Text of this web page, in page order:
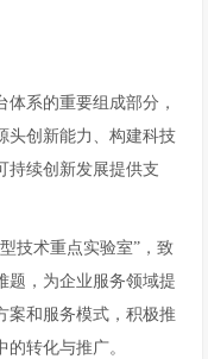
系的重要组成部分，
头创新能力、构建科技
持续创新发展提供支
技术重点实验室”，致
题，为企业服务领域提
案和服务模式，积极推
转化与推广。